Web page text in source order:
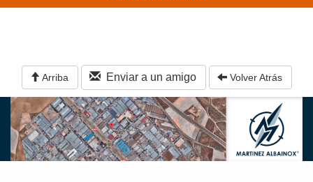
Arriba Enviar a un amigo Volver Atrás